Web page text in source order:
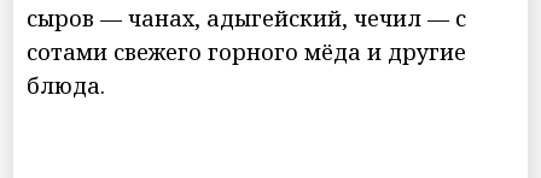
сыров — чанах, адыгейский, чечил — с
сотами свежего горного мёда и другие
блюда.